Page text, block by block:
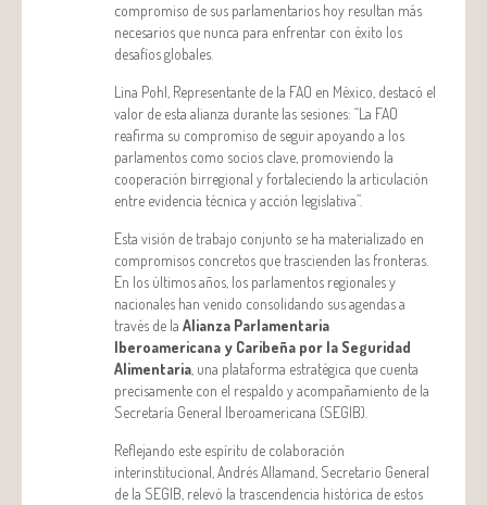
compromiso de sus parlamentarios hoy resultan más
necesarios que nunca para enfrentar con éxito los
desafíos globales.
Lina Pohl, Representante de la FAO en México, destacó el
valor de esta alianza durante las sesiones: “La FAO
reafirma su compromiso de seguir apoyando a los
parlamentos como socios clave, promoviendo la
cooperación birregional y fortaleciendo la articulación
entre evidencia técnica y acción legislativa”.
Esta visión de trabajo conjunto se ha materializado en
compromisos concretos que trascienden las fronteras.
En los últimos años, los parlamentos regionales y
nacionales han venido consolidando sus agendas a
través de la Alianza Parlamentaria
Iberoamericana y Caribeña por la Seguridad
Alimentaria , una plataforma estratégica que cuenta
precisamente con el respaldo y acompañamiento de la
Secretaría General Iberoamericana (SEGIB).
Reflejando este espíritu de colaboración
interinstitucional, Andrés Allamand, Secretario General
de la SEGIB, relevó la trascendencia histórica de estos